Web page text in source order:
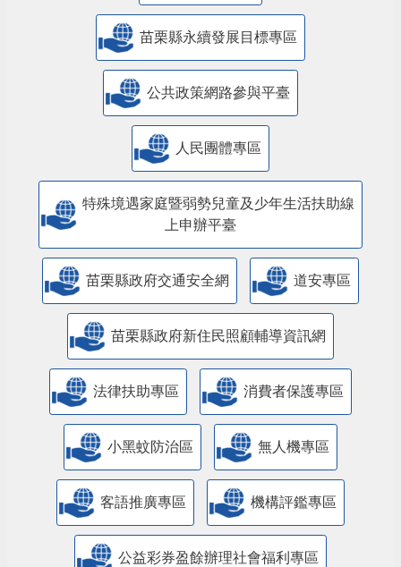
苗栗縣永續發展目標專區
公共政策網路參與平臺
人民團體專區
特殊境遇家庭暨弱勢兒童及少年生活扶助線
上申辦平臺
苗栗縣政府交通安全網 道安專區
苗栗縣政府新住民照顧輔導資訊網
法律扶助專區 消費者保護專區
小黑蚊防治區 無人機專區
客語推廣專區 機構評鑑專區
公益彩券盈餘辦理社會福利專區